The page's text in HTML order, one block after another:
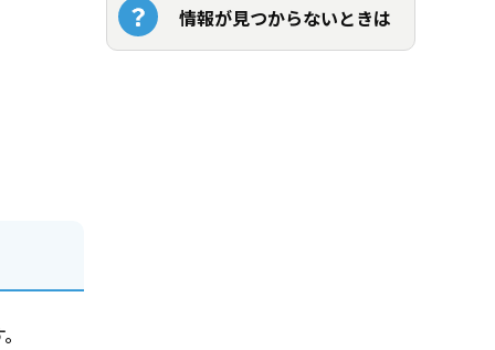
情報が見つからないときは